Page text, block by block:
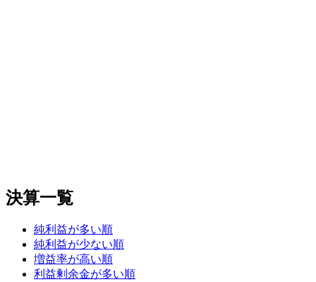
決算一覧
純利益が多い順
純利益が少ない順
増益率が高い順
利益剰余金が多い順